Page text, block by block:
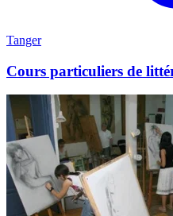
Tanger
Cours particuliers de